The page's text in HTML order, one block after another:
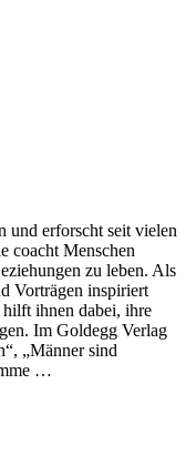
und erforscht seit vielen
coacht Menschen
zu leben. Als
Vorträgen inspiriert
hilft ihnen dabei, ihre
Im Goldegg Verlag
„Männer sind
…